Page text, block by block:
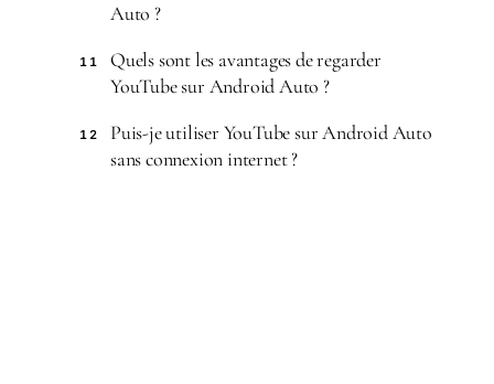
Auto ?
11
Quels sont les avantages de regarder
YouTube sur Android Auto ?
12
Puis-je utiliser YouTube sur Android Auto
sans connexion internet ?